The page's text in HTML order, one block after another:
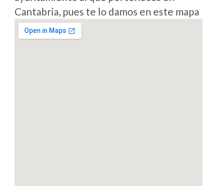
Cantabria, pues te lo damos en este mapa